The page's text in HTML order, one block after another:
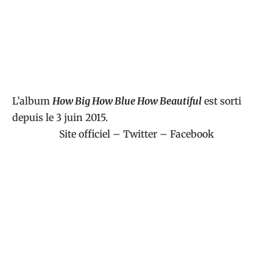
L’album How Big How Blue How Beautiful est sorti
depuis le 3 juin 2015.
Site officiel – Twitter – Facebook